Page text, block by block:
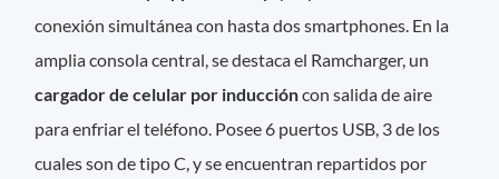
conexión simultánea con hasta dos smartphones. En la
amplia consola central, se destaca el Ramcharger, un
cargador de celular por induccióncon salida de aire
para enfriar el teléfono. Posee 6 puertos USB, 3 de los
cuales son de tipo C, y se encuentran repartidos por